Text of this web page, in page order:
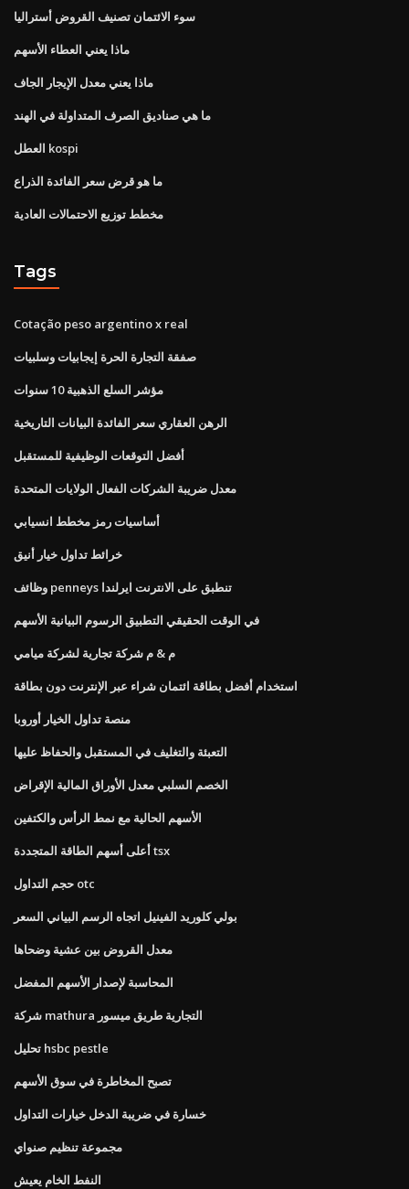
سوء الائتمان تصنيف القروض أستراليا
ماذا يعني العطاء الأسهم
ماذا يعني معدل الإيجار الجاف
ما هي صناديق الصرف المتداولة في الهند
العطل kospi
ما هو قرض سعر الفائدة الذراع
مخطط توزيع الاحتمالات العادية
Tags
Cotação peso argentino x real
صفقة التجارة الحرة إيجابيات وسلبيات
مؤشر السلع الذهبية 10 سنوات
الرهن العقاري سعر الفائدة البيانات التاريخية
أفضل التوقعات الوظيفية للمستقبل
معدل ضريبة الشركات الفعال الولايات المتحدة
أساسيات رمز مخطط انسيابي
خرائط تداول خيار أنيق
وظائف penneys تنطبق على الانترنت ايرلندا
في الوقت الحقيقي التطبيق الرسوم البيانية الأسهم
م & م شركة تجارية لشركة ميامي
استخدام أفضل بطاقة ائتمان شراء عبر الإنترنت دون بطاقة
منصة تداول الخيار أوروبا
التعبئة والتغليف في المستقبل والحفاظ عليها
الخصم السلبي معدل الأوراق المالية الإقراض
الأسهم الحالية مع نمط الرأس والكتفين
أعلى أسهم الطاقة المتجددة tsx
حجم التداول otc
بولي كلوريد الفينيل اتجاه الرسم البياني السعر
معدل القروض بين عشية وضحاها
المحاسبة لإصدار الأسهم المفضل
شركة mathura التجارية طريق ميسور
تحليل hsbc pestle
تصبح المخاطرة في سوق الأسهم
خسارة في ضريبة الدخل خيارات التداول
مجموعة تنظيم صنواي
النفط الخام يعيش